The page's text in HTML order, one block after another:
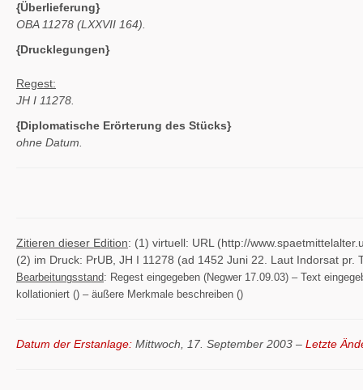
{Überlieferung}
OBA 11278 (LXXVII 164).
{Drucklegungen}
Regest:
JH I 11278.
{Diplomatische Erörterung des Stücks}
ohne Datum.
Zitieren dieser Edition: (1) virtuell: URL (http://
(2) im Druck: PrUB, JH I 11278 (ad 1452 Juni 22. Laut Indorsat pr.
Bearbeitungsstand: Regest eingegeben (Negwer 17.09.03) – Text
kollationiert () – äußere Merkmale beschreiben ()
Datum der Erstanlage: Mittwoch, 17. September 2003 – Letzte